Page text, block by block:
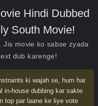
Hindi Dubbed
South Movie!
movie ko sabse zyada
dub karenge!
ki wajah se, hum har
in-house dubbing kar sakte
top par laane ke liye vote